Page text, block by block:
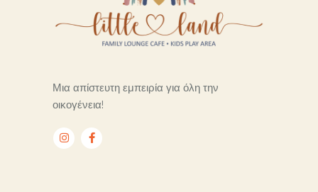
Μια απίστευτη εμπειρία για όλη την
οικογένεια!